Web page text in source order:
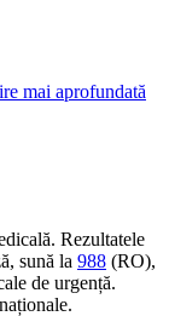
mai aprofundată
Rezultatele
sună la 988 (RO),
de urgență.